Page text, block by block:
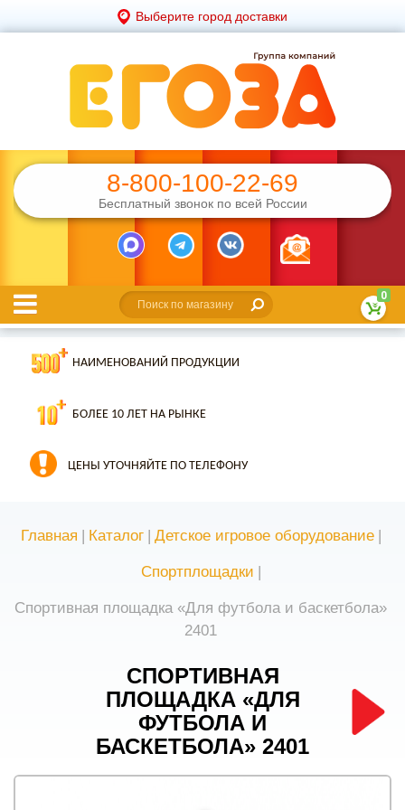
Выберите город доставки
8-800-100-22-69
Бесплатный звонок по всей России
0
НАИМЕНОВАНИЙ ПРОДУКЦИИ
БОЛЕЕ 10 ЛЕТ НА РЫНКЕ
ЦЕНЫ УТОЧНЯЙТЕ ПО ТЕЛЕФОНУ
Главная | Каталог | Детское игровое оборудование |
Спортплощадки |
Спортивная площадка «Для футбола и баскетбола»
2401
СПОРТИВНАЯ
ПЛОЩАДКА «ДЛЯ
ФУТБОЛА И
БАСКЕТБОЛА» 2401